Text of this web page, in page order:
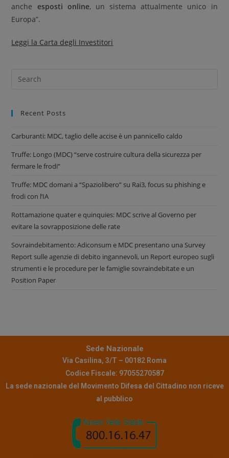
anche esposti online, un sistema attualmente unico in
Europa”.
Leggi la Carta degli Investitori
Recent Posts
Carburanti: MDC, taglio delle accise è un pannicello caldo
Truffe: Longo (MDC) “serve costruire cultura della sicurezza per
fermare le frodi”
Truffe: MDC domani a “Spaziolibero” su Rai3, focus su phishing e
frodi con l’IA
Rottamazione quater e quinquies: MDC scrive al Governo per
evitare la sovrapposizione delle rate
Sovraindebitamento: Adiconsum e MDC presentano una Survey
Report sulle agenzie di debito ingannevoli, un Report europeo sugli
strumenti e le procedure per le famiglie sovraindebitate e un
Position Paper
Sede Nazionale
Via Casilina, 3/T – 00182 Roma
Codice Fiscale: 97055270587
La sede nazionale del Movimento Difesa del Cittadino non riceve
al pubblico